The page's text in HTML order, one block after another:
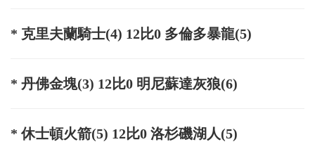
* 克里夫蘭騎士(4) 12比0 多倫多暴龍(5)
* 丹佛金塊(3) 12比0 明尼蘇達灰狼(6)
* 休士頓火箭(5) 12比0 洛杉磯湖人(5)